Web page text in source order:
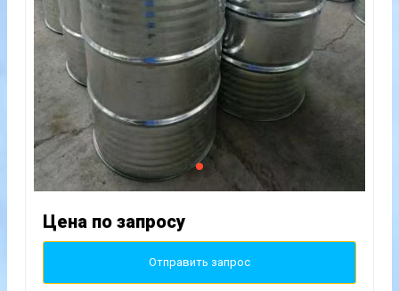
Цена по запросу
Отправить запрос